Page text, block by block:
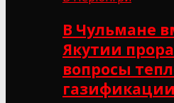
В Чульмане
Якутии
вопросы
газификации